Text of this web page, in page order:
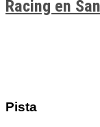
Racing en
Pista